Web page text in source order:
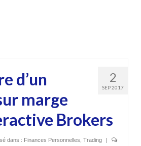
2
SEP 2017
d’un
marge
Brokers
dans : Finances Personnelles Trading
|